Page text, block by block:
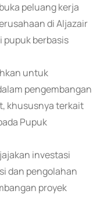
peluang kerja
di Aljazair
berbasis
untuk
pengembangan
khususnya terkait
Pupuk
investasi
dan pengolahan
proyek